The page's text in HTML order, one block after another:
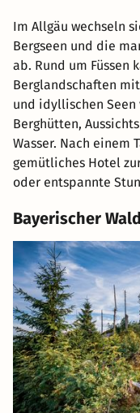
Im Allgäu wechseln
Bergseen und die
ab. Rund um Füssen
Berglandschaften
und idyllischen Seen
Berghütten,
Wasser. Nach einem
gemütliches Hotel
oder entspannte
Bayerischer Wald